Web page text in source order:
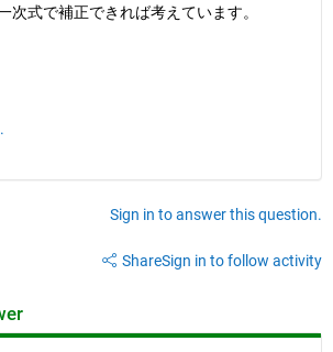
次式で補正できれば考えています。
Sign in to answer this question.
ShareSign in to follow activity